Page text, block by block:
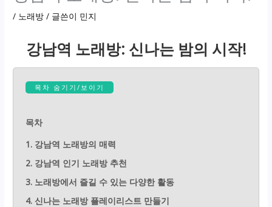
/ 노래방 / 글쓴이 민지
강남역 노래방: 신나는 밤의 시작!
목차 숨기기/보이기
목차
1. 강남역 노래방의 매력
2. 강남역 인기 노래방 추천
3. 노래방에서 즐길 수 있는 다양한 활동
4. 신나는 노래방 플레이리스트 만들기